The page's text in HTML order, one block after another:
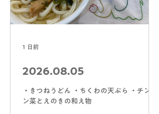
2026.08.05
・きつねうどん ・ちくわの天ぷら ・チンゲ
ン菜とえのきの和え物
1 日前